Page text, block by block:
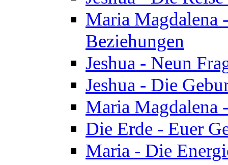
Maria Magdalena
Beziehungen
Jeshua - Neun
Jeshua - Die
Maria Magdalena
Die Erde - Euer
Maria - Die